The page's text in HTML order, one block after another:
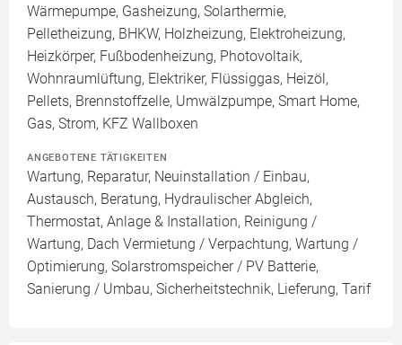
Wärmepumpe, Gasheizung, Solarthermie,
Pelletheizung, BHKW, Holzheizung, Elektroheizung,
Heizkörper, Fußbodenheizung, Photovoltaik,
Wohnraumlüftung, Elektriker, Flüssiggas, Heizöl,
Pellets, Brennstoffzelle, Umwälzpumpe, Smart Home,
Gas, Strom, KFZ Wallboxen
ANGEBOTENE TÄTIGKEITEN
Wartung, Reparatur, Neuinstallation / Einbau,
Austausch, Beratung, Hydraulischer Abgleich,
Thermostat, Anlage & Installation, Reinigung /
Wartung, Dach Vermietung / Verpachtung, Wartung /
Optimierung, Solarstromspeicher / PV Batterie,
Sanierung / Umbau, Sicherheitstechnik, Lieferung, Tarif